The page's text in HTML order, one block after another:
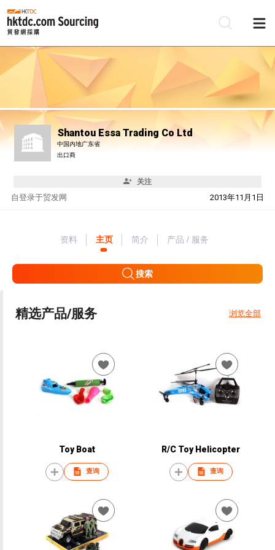
Shantou Essa Trading Co Ltd
中国内地广东省
出口商
关注
自 2013年11月1日
登录于贸发网
资料 主页 简介 产品 / 服务
搜索
精选产品/服务 浏览全部
Toy Boat
查询
R/C Toy Helicopter
查询